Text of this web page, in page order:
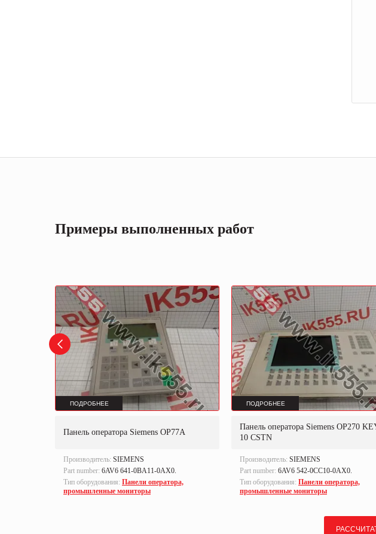
Примеры выполненных работ
ПОДРОБНЕЕ
Панель оператора Siemens OP77A
Производитель: SIEMENS
Part number: 6AV6 641-0BA11-0AX0.
Тип оборудования: Панели оператора,
промышленные мониторы
ПОДРОБНЕЕ
Панель оператора Siemens OP270
10 CSTN
Производитель: SIEMENS
Part number: 6AV6 542-0CC10-0AX0.
Тип оборудования: Панели оператора,
промышленные мониторы